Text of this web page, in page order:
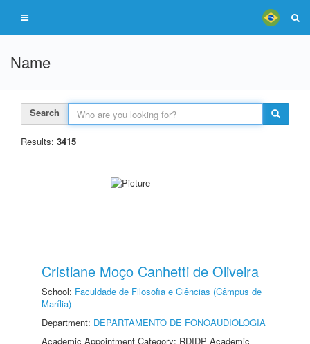
Name
Search
Results: 3415
Cristiane Moço Canhetti de Oliveira
School: Faculdade de Filosofia e Ciências (Câmpus de
Marília)
Department: DEPARTAMENTO DE FONOAUDIOLOGIA
Academic Appointment Category: RDIDP Academic